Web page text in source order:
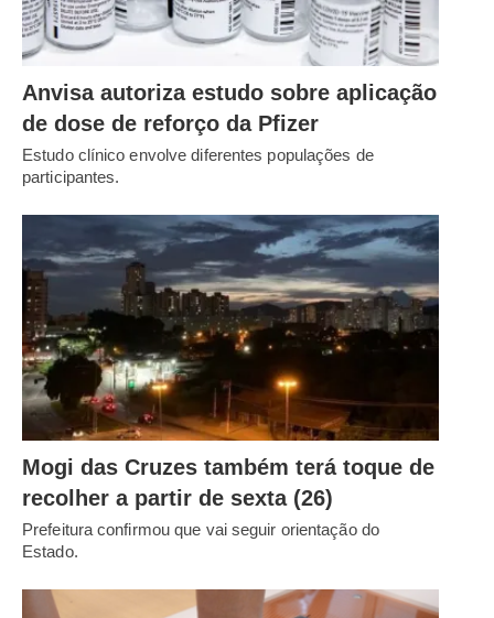
Anvisa autoriza estudo sobre aplicação
de dose de reforço da Pfizer
Estudo clínico envolve diferentes populações de
participantes.
Mogi das Cruzes também terá toque de
recolher a partir de sexta (26)
Prefeitura confirmou que vai seguir orientação do
Estado.